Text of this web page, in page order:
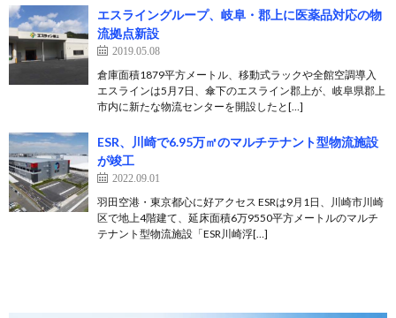
エスライングループ、岐阜・郡上に医薬品対応の物
流拠点新設
2019.05.08
倉庫面積1879平方メートル、移動式ラックや全館空調導入
エスラインは5月7日、傘下のエスライン郡上が、岐阜県郡上
市内に新たな物流センターを開設したと[…]
ESR、川崎で6.95万㎡のマルチテナント型物流施設
が竣工
2022.09.01
羽田空港・東京都心に好アクセス ESRは9月1日、川崎市川崎
区で地上4階建て、延床面積6万9550平方メートルのマルチ
テナント型物流施設「ESR川崎浮[…]